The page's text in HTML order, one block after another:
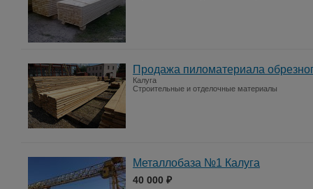
Продажа пиломатериала
Калуга
Строительные и отделочные материалы
Металлобаза №1 Калуга
40 000 ₽